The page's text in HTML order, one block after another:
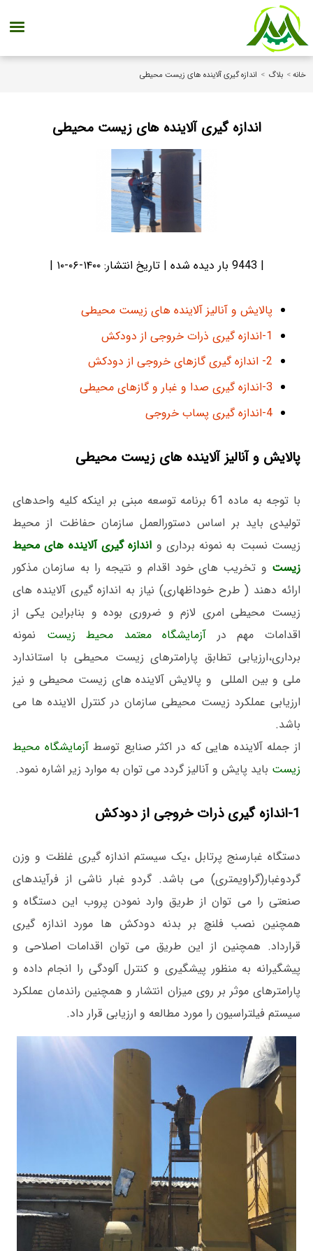
خانه> بلاگ > اندازه گیری آلاینده های زیست محیطی
اندازه گیری آلاینده های زیست محیطی
| 9443 بار دیده شده | تاریخ انتشار: ۱۴۰۰-۰۶-۱۰ |
پالایش و آنالیز آلاینده های زیست محیطی
1-اندازه گیری ذرات خروجی از دودکش
2- اندازه گیری گازهای خروجی از دودکش
3-اندازه گیری صدا و غبار و گازهای محیطی
4-اندازه گیری پساب خروجی
پالایش و آنالیز آلاینده های زیست محیطی
با توجه به ماده 61 برنامه توسعه مبنی بر اینکه کلیه واحدهای
تولیدی باید بر اساس دستورالعمل سازمان حفاظت از محیط
زیست نسبت به نمونه برداری و اندازه گیری آلاینده های محیط
زیست و تخریب های خود اقدام و نتیجه را به سازمان مذکور
ارائه دهند ( طرح خوداظهاری) نیاز به اندازه گیری آلاینده های
زیست محیطی امری لازم و ضروری بوده و بنابراین یکی از
اقدامات مهم در آزمایشگاه معتمد محیط زیست نمونه
برداری،ارزیابی تطابق پارامترهای زیست محیطی با استاندارد
ملی و بین المللی و پالایش آلاینده های زیست محیطی و نیز
ارزیابی عملکرد زیست محیطی سازمان در کنترل الاینده ها می
باشد.
از جمله آلاینده هایی که در اکثر صنایع توسطآزمایشگاه محیط
زیست باید پایش و آنالیز گردد می توان به موارد زیر اشاره نمود.
1-اندازه گیری ذرات خروجی از دودکش
دستگاه غبارسنج پرتابل ،یک سیستم اندازه گیری غلظت و وزن
گردوغبار(گراویمتری) می باشد. گردو غبار ناشی از فرآیندهای
صنعتی را می توان از طریق وارد نمودن پروب این دستگاه و
همچنین نصب فلنچ بر بدنه دودکش ها مورد اندازه گیری
قرارداد. همچنین از این طریق می توان اقدامات اصلاحی و
پیشگیرانه به منظور پیشگیری و کنترل آلودگی را انجام داده و
پارامترهای موثر بر روی میزان انتشار و همچنین راندمان عملکرد
سیستم فیلتراسیون را مورد مطالعه و ارزیابی قرار داد.